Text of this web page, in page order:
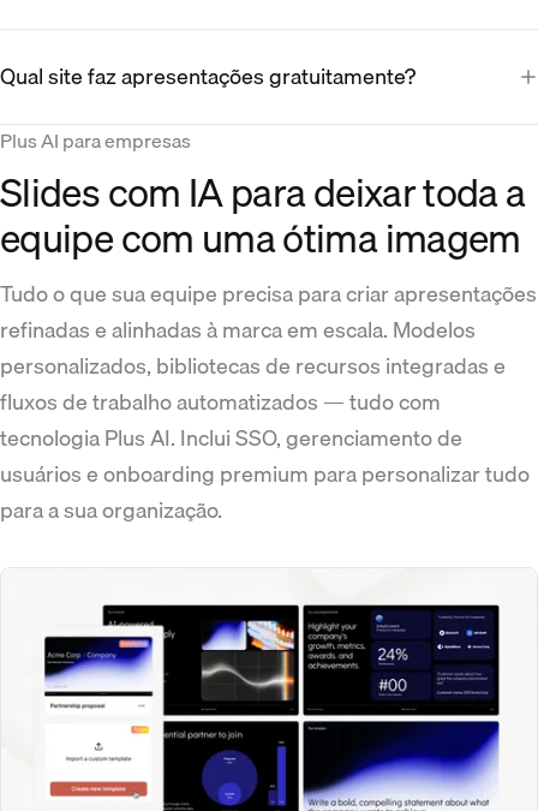
Qual site faz apresentações gratuitamente?
Plus AI para empresas
Slides com IA para deixar toda a
equipe com uma ótima imagem
Tudo o que sua equipe precisa para criar apresentações
refinadas e alinhadas à marca em escala. Modelos
personalizados, bibliotecas de recursos integradas e
fluxos de trabalho automatizados — tudo com
tecnologia Plus AI. Inclui SSO, gerenciamento de
usuários e onboarding premium para personalizar tudo
para a sua organização.